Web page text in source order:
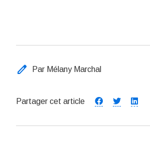
edit Par Mélany Marchal
Partager cet article